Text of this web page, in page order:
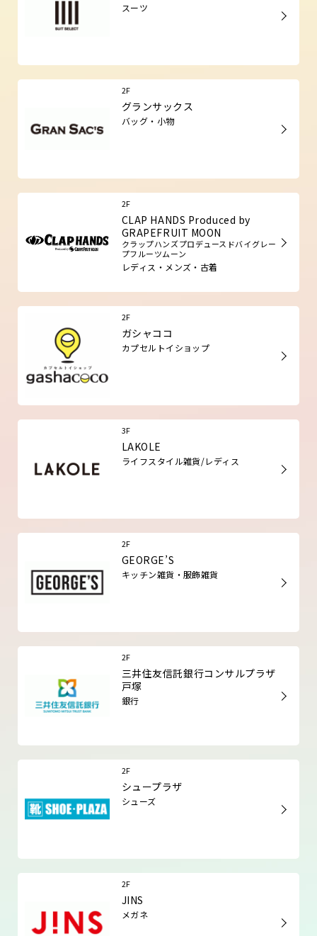
スーツ
2F
グランサックス
バッグ・小物
2F
CLAP HANDS Produced by
GRAPEFRUIT MOON​
クラップハンズプロデュースドバイグレー
プフルーツムーン
レディス・メンズ・古着
2F
ガシャココ
カプセルトイショップ
3F
LAKOLE
ライフスタイル雑貨/レディス
2F
GEORGE’S
キッチン雑貨・服飾雑貨
2F
三井住友信託銀行コンサルプラザ
戸塚
銀行
2F
シュープラザ
シューズ
2F
JINS
メガネ